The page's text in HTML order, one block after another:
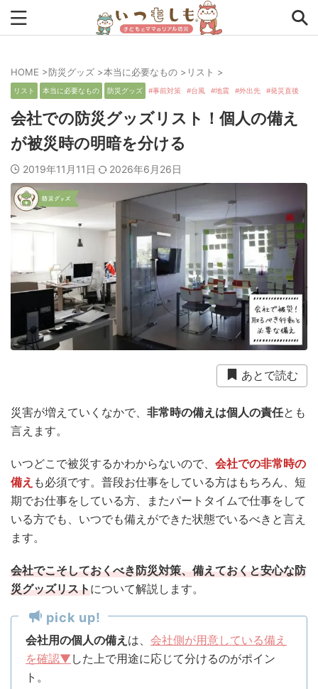
タグから探す
0次の備え 1次の備え 2次の備え まとめ
アプリ インタビュー コラム
ツール ママ防災士リサのいつもしも
ローリングストック 事前対策 住まい
停電 備蓄 収納 台風 在宅避難 地震
外出中 外出先 小学生 幼児 座談会
暮らし方 検証 特別企画 生理 発災直後
衛生用品 被災中 豪雨 赤ちゃん 避難前
非常食
食事
HOME >防災グッズ >本当に必要なもの > リスト >
リスト 本当に必要なもの 防災グッズ 事前対策 台風 地震 外出先 発災直後
会社での防災グッズリスト！個人の備え
が被災時の明暗を分ける
2019年11月11日 2026年6月26日
あとで読む
災害が増えていくなかで、 非常時の備えは個人の責任とも
言えます。
いつどこで被災するかわからないので、 会社での非常時の
備え も必須です。普段お仕事をしている方はもちろん、短
期でお仕事をしている方、またパートタイムで仕事をして
いる方でも、いつでも備えができた状態でいるべきと言え
ます。
会社でこそしておくべき防災対策、備えておくと安心な防
災グッズリストについて解説します。
pick up!
会社用の個人の備え は、 会社側が用意している備え
を確認▼ した上で用途に応じて分けるのがポイン
ト。